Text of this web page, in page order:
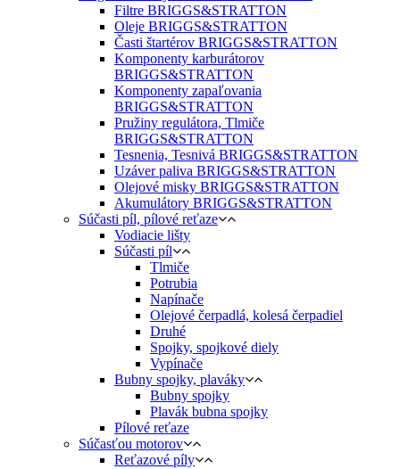
Filtre BRIGGS&STRATTON
Oleje BRIGGS&STRATTON
Časti štartérov BRIGGS&STRATTON
Komponenty karburátorov
BRIGGS&STRATTON
Komponenty zapaľovania
BRIGGS&STRATTON
Pružiny regulátora, Tlmiče
BRIGGS&STRATTON
Tesnenia, Tesnivá BRIGGS&STRATTON
Uzáver paliva BRIGGS&STRATTON
Olejové misky BRIGGS&STRATTON
Akumulátory BRIGGS&STRATTON
Súčasti píl, pílové reťaze
Vodiacie lišty
Súčasti píl
Tlmiče
Potrubia
Napínače
Olejové čerpadlá, kolesá čerpadiel
Druhé
Spojky, spojkové diely
Vypínače
Bubny spojky, plaváky
Bubny spojky
Plavák bubna spojky
Pílové reťaze
Súčasťou motorov
Reťazové píly